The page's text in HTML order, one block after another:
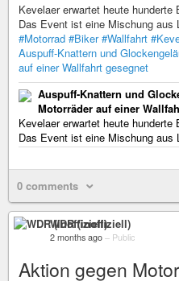
Kevelaer erwartet heute hunderte
Das Event ist eine Mischung aus
#Motorrad #Biker #Wallfahrt
Auspuff-Knattern und
auf einer Wallfahrt gesegnet
Auspuff-Knattern und
Motorräder auf einer
Kevelaer erwartet heute hunderte
Das Event ist eine Mischung aus
0 comments
WDR (inoffiziell)
2 months ago – Public
Aktion gegen